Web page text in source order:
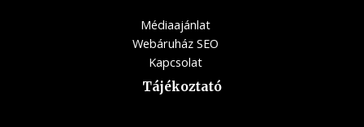
Médiaajánlat
Webáruház SEO
Kapcsolat
Tájékoztató